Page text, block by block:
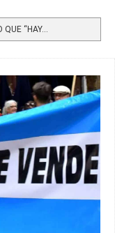
“HAY...